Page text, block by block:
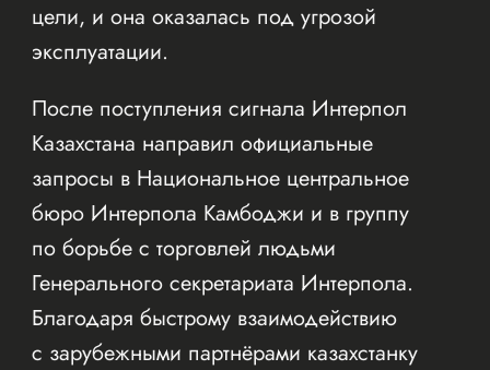
цели, и она оказалась под угрозой
эксплуатации.
После поступления сигнала Интерпол
Казахстана направил официальные
запросы в Национальное центральное
бюро Интерпола Камбоджи и в группу
по борьбе с торговлей людьми
Генерального секретариата Интерпола.
Благодаря быстрому взаимодействию
с зарубежными партнёрами казахстанку